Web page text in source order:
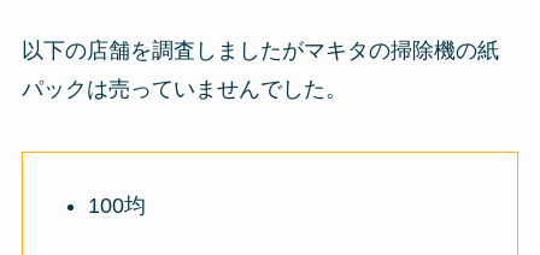
以下の店舗を調査しましたがマキタの掃除機の紙
パックは売っていませんでした。
100均